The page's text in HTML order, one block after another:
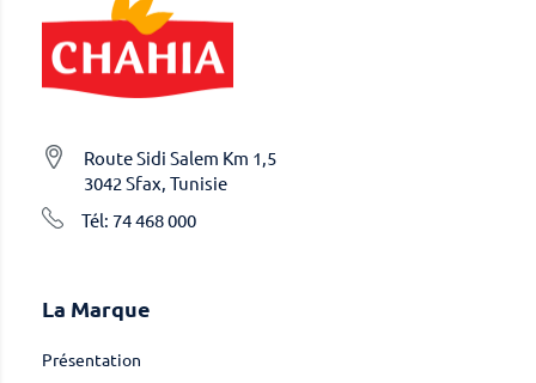
Route Sidi Salem Km 1,5
3042 Sfax, Tunisie
Tél: 74 468 000
La Marque
Présentation